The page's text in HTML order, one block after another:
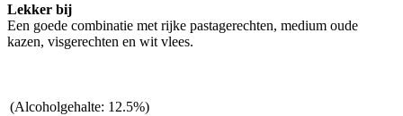
Lekker bij
Een goede combinatie met rijke pastagerechten, medium oude
kazen, visgerechten en wit vlees.
(Alcoholgehalte: 12.5%)